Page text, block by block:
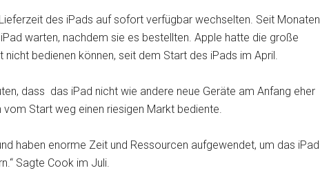
des iPads auf sofort verfügbar wechselten. Seit Monaten
warten, nachdem sie es bestellten. Apple hatte die große
bedienen können, seit dem Start des iPads im April.
dass das iPad nicht wie andere neue Geräte am Anfang eher
Start weg einen riesigen Markt bediente.
haben enorme Zeit und Ressourcen aufgewendet, um das iPad
Sagte Cook im Juli.